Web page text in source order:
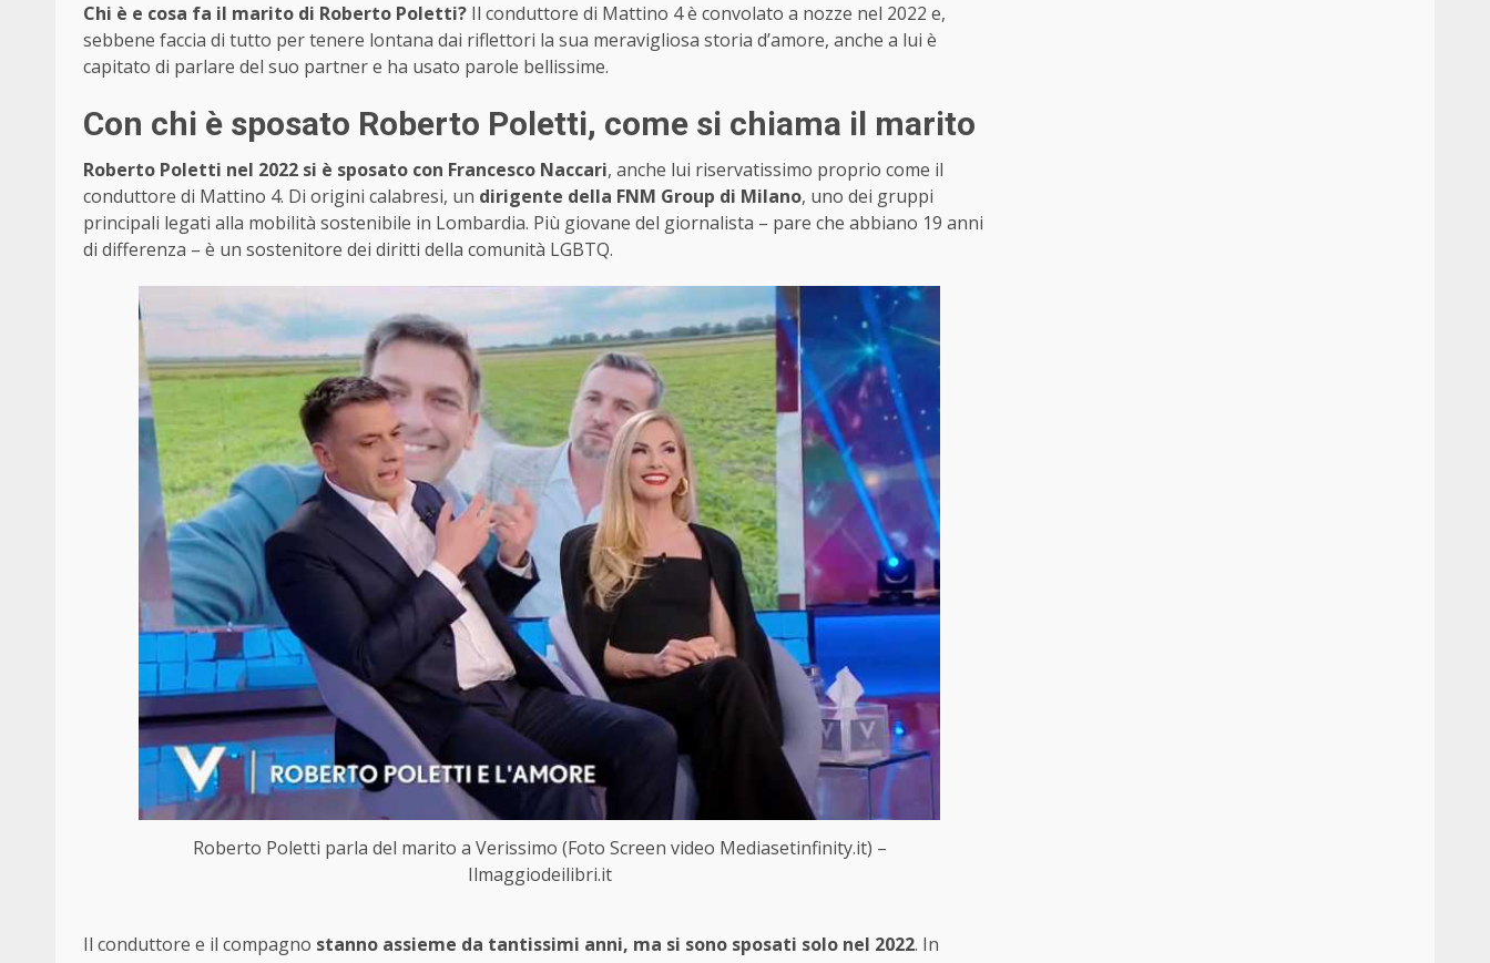
Chi è e cosa fa il marito di Roberto Poletti? Il conduttore di Mattino 4 è convolato a nozze nel 2022 e,
sebbene faccia di tutto per tenere lontana dai riflettori la sua meravigliosa storia d’amore, anche a lui è
capitato di parlare del suo partner e ha usato parole bellissime.
Con chi è sposato Roberto Poletti, come si chiama il marito
Roberto Poletti nel 2022 si è sposato con Francesco Naccari, anche lui riservatissimo proprio come il
conduttore di Mattino 4. Di origini calabresi, un dirigente della FNM Group di Milano, uno dei gruppi
principali legati alla mobilità sostenibile in Lombardia. Più giovane del giornalista – pare che abbiano 19 anni
di differenza – è un sostenitore dei diritti della comunità LGBTQ.
Roberto Poletti parla del marito a Verissimo (Foto Screen video Mediasetinfinity.it) –
Ilmaggiodeilibri.it
Il conduttore e il compagno stanno assieme da tantissimi anni, ma si sono sposati solo nel 2022. In